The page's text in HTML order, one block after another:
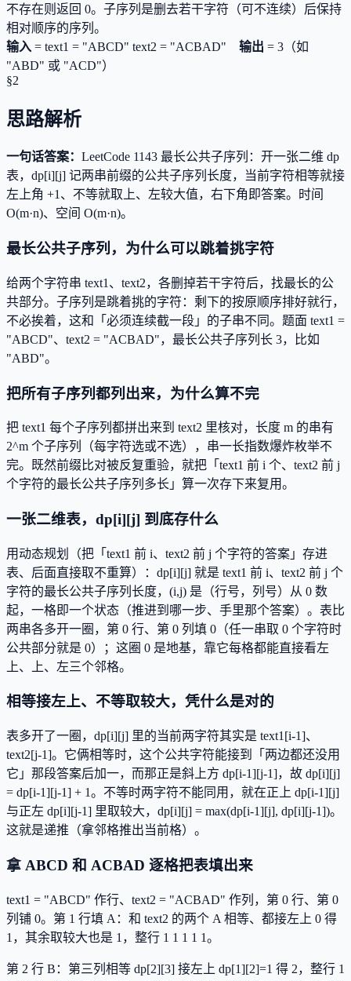
不存在则返回 0。子序列是删去若干字符（可不连续）后保持
相对顺序的序列。
输入 = text1 = "ABCD" text2 = "ACBAD" 输出 = 3（如
"ABD" 或 "ACD"）
§2
思路解析
一句话答案： LeetCode 1143 最长公共子序列：开一张二维 dp
表，dp[i][j] 记两串前缀的公共子序列长度，当前字符相等就接
左上角 +1、不等就取上、左较大值，右下角即答案。时间
O(m·n)、空间 O(m·n)。
最长公共子序列，为什么可以跳着挑字符
给两个字符串 text1、text2，各删掉若干字符后，找最长的公
共部分。子序列是跳着挑的字符：剩下的按原顺序排好就行，
不必挨着，这和「必须连续截一段」的子串不同。题面 text1 =
"ABCD"、text2 = "ACBAD"，最长公共子序列长 3，比如
"ABD"。
把所有子序列都列出来，为什么算不完
把 text1 每个子序列都拼出来到 text2 里核对，长度 m 的串有
2^m 个子序列（每字符选或不选），串一长指数爆炸枚举不
完。既然前缀比对被反复重验，就把「text1 前 i 个、text2 前 j
个字符的最长公共子序列多长」算一次存下来复用。
一张二维表，dp[i][j] 到底存什么
用动态规划（把「text1 前 i、text2 前 j 个字符的答案」存进
表、后面直接取不重算）：dp[i][j] 就是 text1 前 i、text2 前 j 个
字符的最长公共子序列长度，(i,j) 是（行号，列号）从 0 数
起，一格即一个状态（推进到哪一步、手里那个答案）。表比
两串各多开一圈，第 0 行、第 0 列填 0（任一串取 0 个字符时
公共部分就是 0）；这圈 0 是地基，靠它每格都能直接看左
上、上、左三个邻格。
相等接左上、不等取较大，凭什么是对的
表多开了一圈，dp[i][j] 里的当前两字符其实是 text1[i-1]、
text2[j-1]。它俩相等时，这个公共字符能接到「两边都还没用
它」那段答案后加一，而那正是斜上方 dp[i-1][j-1]，故 dp[i][j]
= dp[i-1][j-1] + 1。不等时两字符不能同用，就在正上 dp[i-1][j]
与正左 dp[i][j-1] 里取较大，dp[i][j] = max(dp[i-1][j], dp[i][j-1])。
这就是递推（拿邻格推出当前格）。
拿 ABCD 和 ACBAD 逐格把表填出来
text1 = "ABCD" 作行、text2 = "ACBAD" 作列，第 0 行、第 0
列铺 0。第 1 行填 A：和 text2 的两个 A 相等、都接左上 0 得
1，其余取较大也是 1，整行 1 1 1 1 1。
第 2 行 B：第三列相等 dp[2][3] 接左上 dp[1][2]=1 得 2，整行 1